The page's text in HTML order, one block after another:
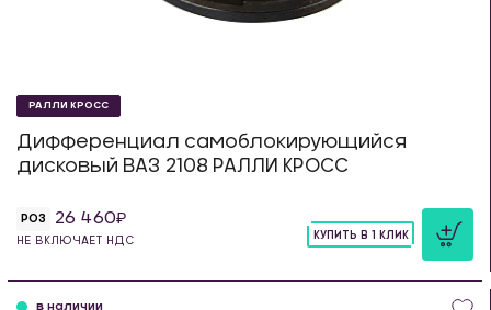
РАЛЛИ КРОСС
Дифференциал самоблокирующийся
дисковый ВАЗ 2108 РАЛЛИ КРОСС
РОЗ 26 460
НЕ ВКЛЮЧАЕТ НДС
КУПИТЬ В 1 КЛИК
в наличии